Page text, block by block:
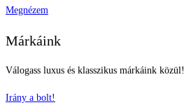
Megnézem
Márkáink
Válogass luxus és klasszikus márkáink közül!
Irány a bolt!